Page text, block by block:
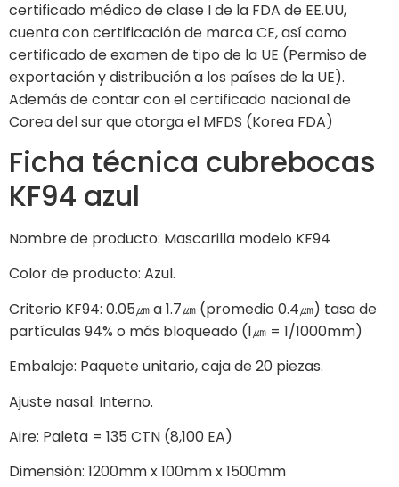
certificado médico de clase I de la FDA de EE.UU,
cuenta con certificación de marca CE, así como
certificado de examen de tipo de la UE (Permiso de
exportación y distribución a los países de la UE).
Además de contar con el certificado nacional de
Corea del sur que otorga el MFDS (Korea FDA)
Ficha técnica cubrebocas
KF94 azul
Nombre de producto: Mascarilla modelo KF94
Color de producto: Azul.
Criterio KF94: 0.05㎛ a 1.7㎛ (promedio 0.4㎛) tasa de
partículas 94% o más bloqueado (1㎛ = 1/1000mm)
Embalaje: Paquete unitario, caja de 20 piezas.
Ajuste nasal: Interno.
Aire: Paleta = 135 CTN (8,100 EA)
Dimensión: 1200mm x 100mm x 1500mm